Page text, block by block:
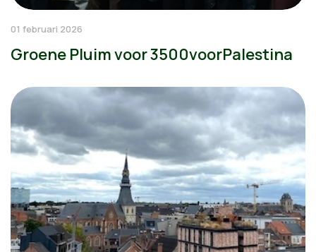
01 februari 2026
Groene Pluim voor 3500voorPalestina